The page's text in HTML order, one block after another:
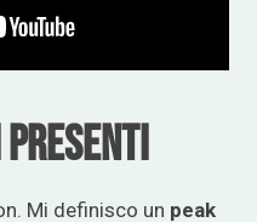
presenti
Mi definisco un peak